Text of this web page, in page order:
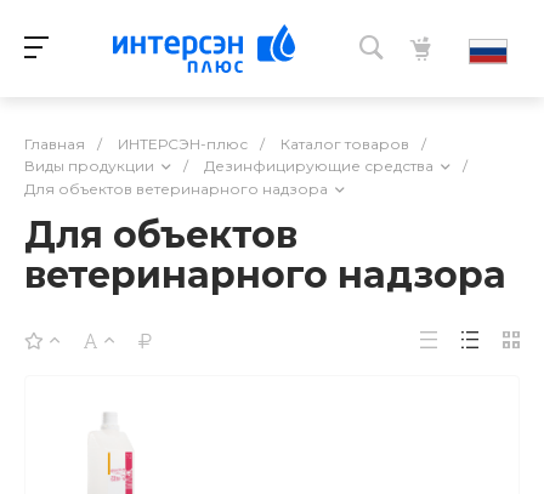
Главная / ИНТЕРСЭН-плюс / Каталог товаров
/
Виды продукции
/ Дезинфицирующие средства
/
Для объектов ветеринарного надзора
Для объектов
ветеринарного надзора